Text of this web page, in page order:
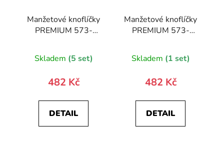
Manžetové knoflíčky
PREMIUM 573-
Skladem (5 set)
482 Kč
DETAIL
Manžetové knoflíčky
PREMIUM 573-
Skladem (1 set)
482 Kč
DETAIL